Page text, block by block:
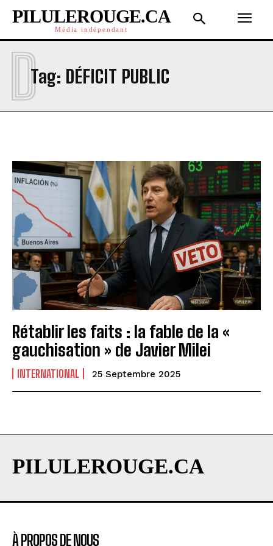
PILULEROUGE.CA
Média indépendant
Tag: DÉFICIT PUBLIC
D
Rétablir les faits : la fable de la «
gauchisation » de Javier Milei
INTERNATIONAL 25 Septembre 2025
PILULEROUGE.CA
À PROPOS DE NOUS